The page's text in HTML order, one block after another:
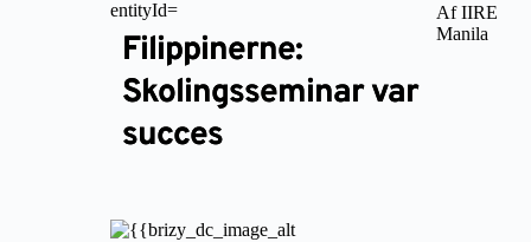
Filippinerne:
Skolingsseminar var
succes
Af IIRE
Manila